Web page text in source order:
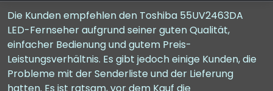
Die Kunden empfehlen den Toshiba 55UV2463DA
LED-Fernseher aufgrund seiner guten Qualität,
einfacher Bedienung und gutem Preis-
Leistungsverhältnis. Es gibt jedoch einige Kunden, die
Probleme mit der Senderliste und der Lieferung